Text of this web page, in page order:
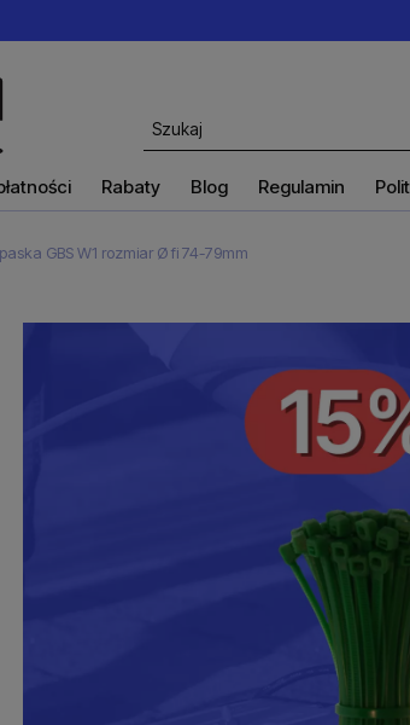
Rabaty Blog Regulamin
GBS W1 rozmiar Ø fi 74-79mm